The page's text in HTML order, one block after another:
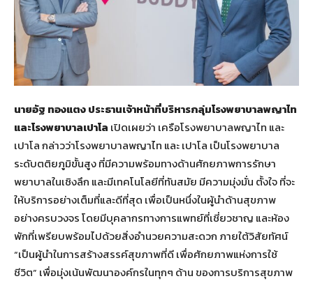
นายอัฐ ทองแตง ประธานเจ้าหน้าที่บริหารกลุ่มโรงพยาบาลพญาไท
และโรงพยาบาลเปาโล เปิดเผยว่า เครือโรงพยาบาลพญาไท และ
เปาโล กล่าวว่าโรงพยาบาลพญาไท และ เปาโล เป็นโรงพยาบาล
ระดับตติยภูมิขั้นสูง ที่มีความพร้อมทางด้านศักยภาพการรักษา
พยาบาลในเชิงลึก และมีเทคโนโลยีที่ทันสมัย มีความมุ่งมั่น ตั้งใจ ที่จะ
ให้บริการอย่างเต็มที่และดีที่สุด เพื่อเป็นหนึ่งในผู้นำด้านสุขภาพ
อย่างครบวงจร โดยมีบุคลากรทางการแพทย์ที่เชี่ยวชาญ และห้อง
พักที่เพรียบพร้อมไปด้วยสิ่งอำนวยความสะดวก ภายใต้วิสัยทัศน์
“เป็นผู้นำในการสร้างสรรค์สุขภาพที่ดี เพื่อศักยภาพแห่งการใช้
ชีวิต” เพื่อมุ่งเน้นพัฒนาองค์กรในทุกๆ ด้าน ของการบริการสุขภาพ